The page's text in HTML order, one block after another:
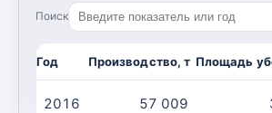
Поиск
Год Производство, т Площадь
2016 57 009